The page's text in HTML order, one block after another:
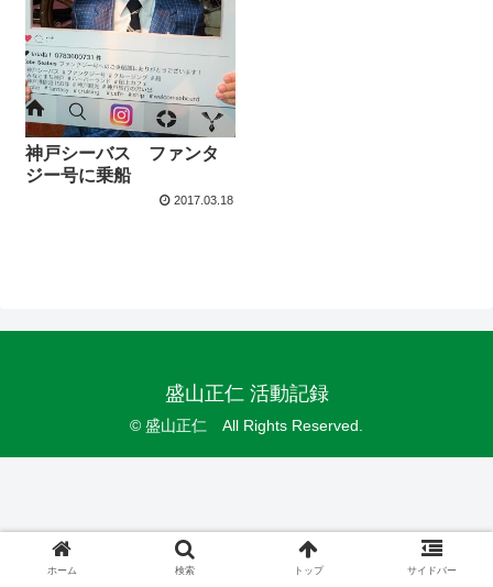
神戸シーバス ファンタ
ジー号に乗船
2017.03.18
盛山正仁 活動記録
© 盛山正仁 All Rights Reserved.
ホーム 検索 トップ サイドバー